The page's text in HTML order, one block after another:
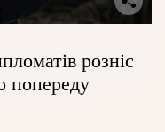
розніс
попереду